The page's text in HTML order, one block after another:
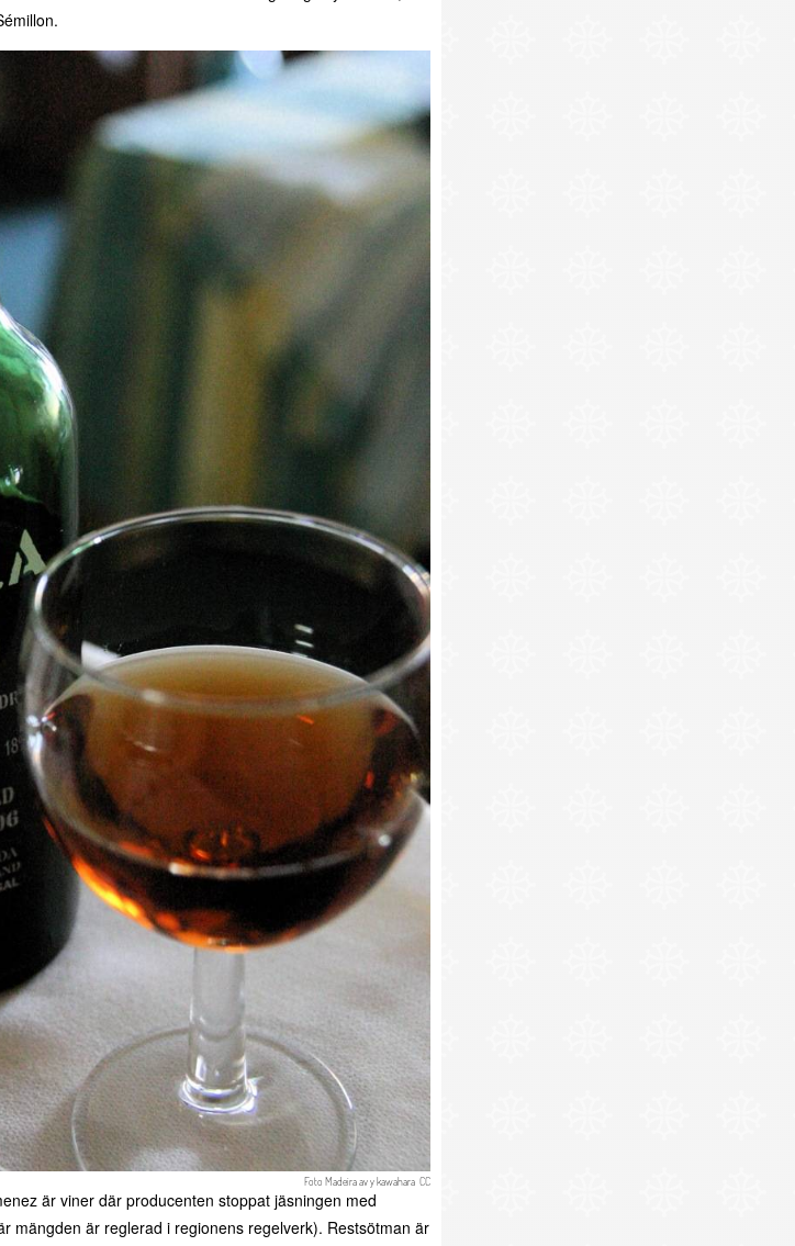
Foto Madeiraavy kawahara CC
är viner där producenten stoppat jäsningen med
mängden är reglerad i regionens regelverk). Restsötman är